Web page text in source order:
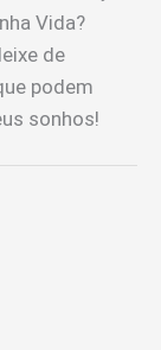
Vida?
de
podem
sonhos!